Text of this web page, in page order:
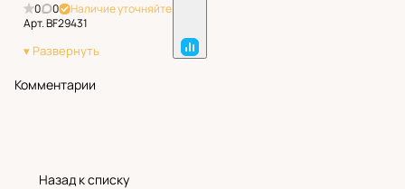
0 0
Наличие уточняйте
Арт.BF29431
Комментарии
Назад к списку